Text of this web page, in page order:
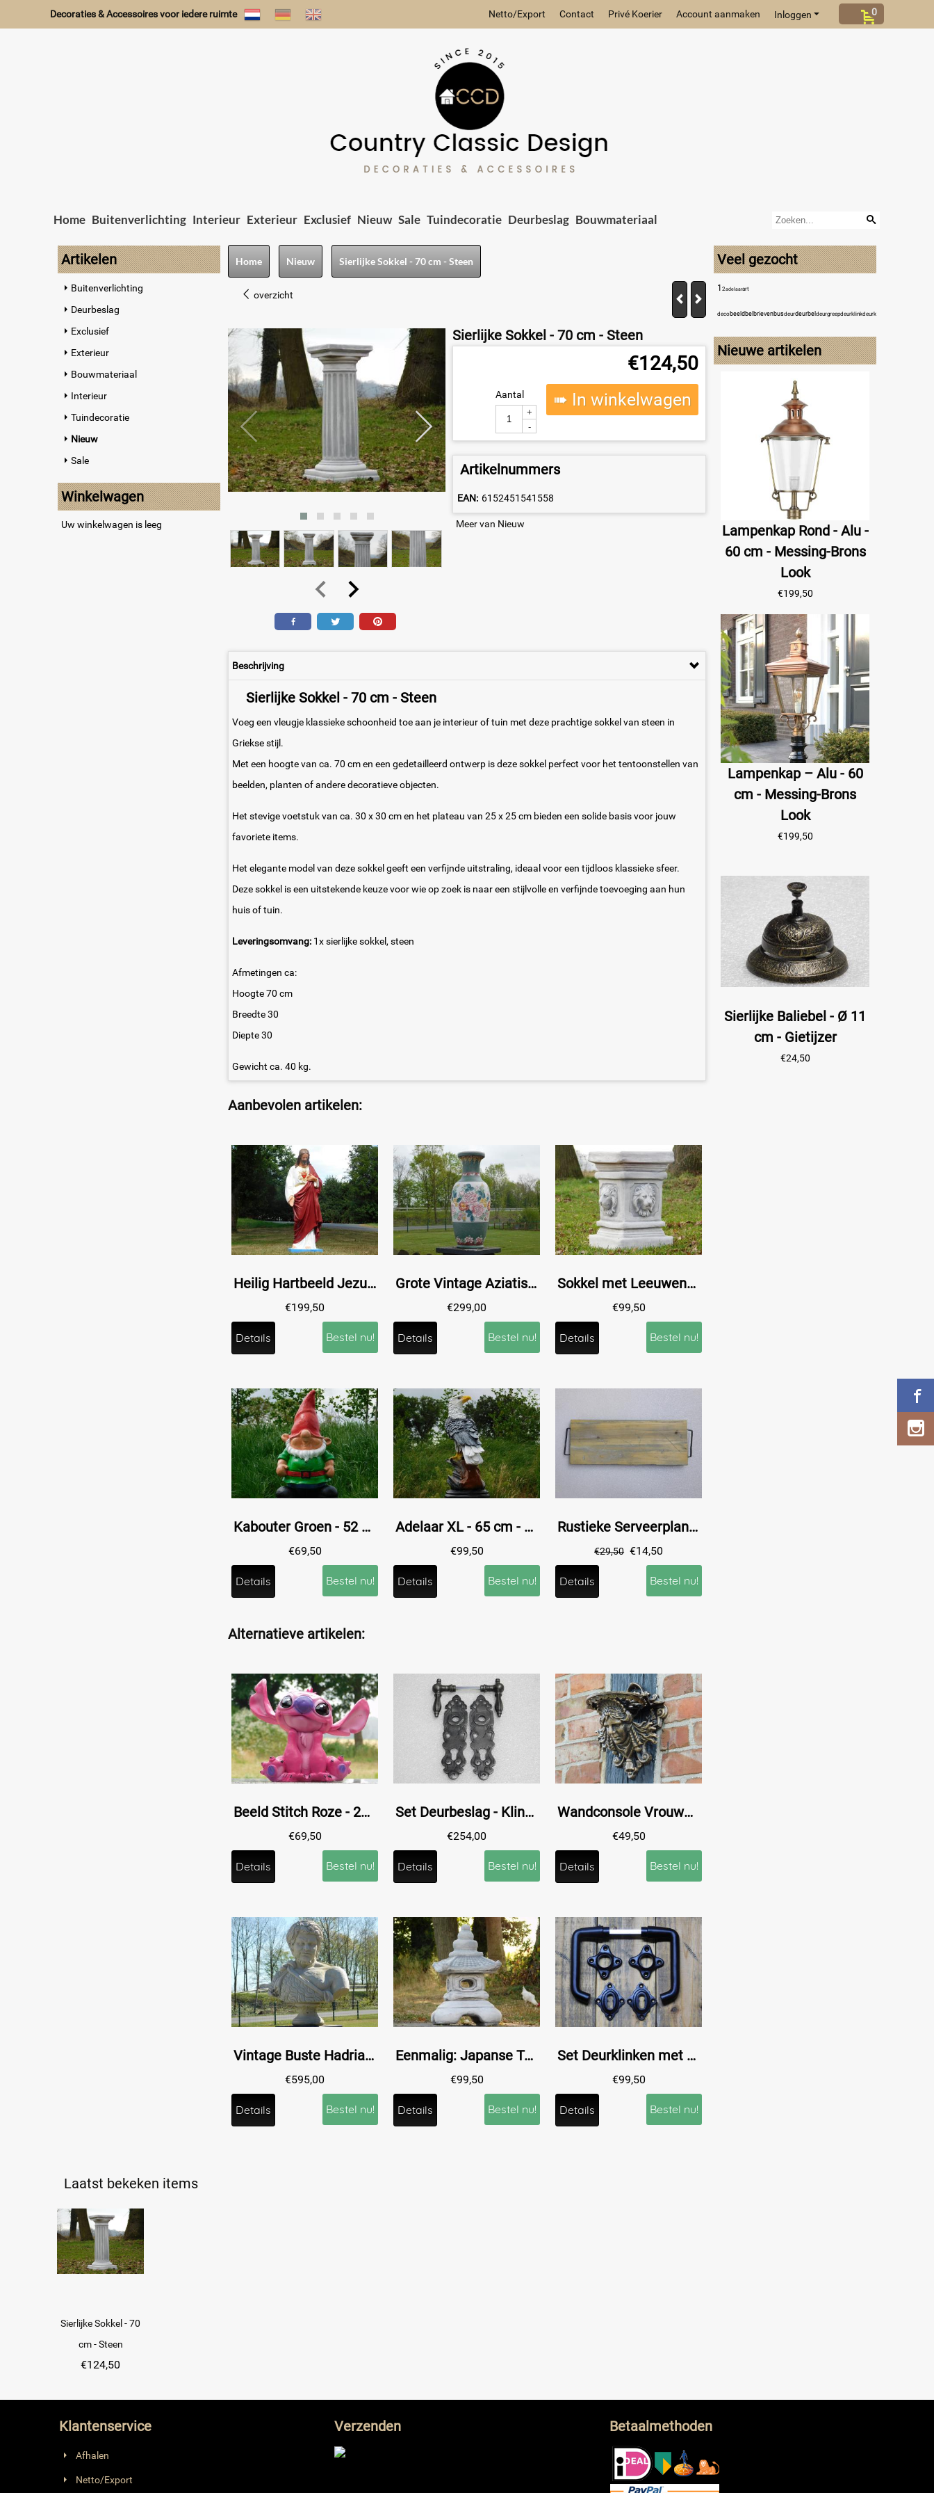
Decoraties & Accessoires voor iedere ruimte 0
Inloggen
Netto/Export Contact Privé Koerier Account aanmaken
Home Buitenverlichting Interieur Exterieur Exclusief Nieuw Sale Tuindecoratie Deurbeslag Bouwmateriaal
Artikelen
Buitenverlichting
Deurbeslag
Exclusief
Exterieur
Bouwmateriaal
Interieur
Tuindecoratie
Nieuw
Sale
Winkelwagen
Uw winkelwagen is leeg
Home Nieuw Sierlijke Sokkel - 70 cm - Steen
overzicht
Sierlijke Sokkel - 70 cm - Steen
€124,50
Aantal
+
-
➠ In winkelwagen
Artikelnummers
EAN: 6152451541558
Meer van Nieuw
Beschrijving
Sierlijke Sokkel - 70 cm - Steen
Voeg een vleugje klassieke schoonheid toe aan je interieur of tuin met deze prachtige sokkel van steen in
Griekse stijl.
Met een hoogte van ca. 70 cm en een gedetailleerd ontwerp is deze sokkel perfect voor het tentoonstellen van
beelden, planten of andere decoratieve objecten.
Het stevige voetstuk van ca. 30 x 30 cm en het plateau van 25 x 25 cm bieden een solide basis voor jouw
favoriete items.
Het elegante model van deze sokkel geeft een verfijnde uitstraling, ideaal voor een tijdloos klassieke sfeer.
Deze sokkel is een uitstekende keuze voor wie op zoek is naar een stijlvolle en verfijnde toevoeging aan hun
huis of tuin.
Leveringsomvang: 1x sierlijke sokkel, steen
Afmetingen ca:
Hoogte 70 cm
Breedte 30
Diepte 30
Gewicht ca. 40 kg.
Aanbevolen artikelen:
Heilig Hartbeeld Jezus XL - 113 cm - Polystone
€199,50
Details Bestel nu!
Grote Vintage Aziatische Siervaas met Bloemmotief – ca. 60 cm – Keramiek
€299,00
Details Bestel nu!
Sokkel met Leeuwenkoppen - 47 cm - Steen
€99,50
Details Bestel nu!
Kabouter Groen - 52 cm - Polystone
€69,50
Details Bestel nu!
Adelaar XL - 65 cm - Zwart/Wit - Polystone
€99,50
Details Bestel nu!
Rustieke Serveerplank – 51 × 20 cm – Met Handvaten
€29,50 €14,50
Details Bestel nu!
Alternatieve artikelen:
Beeld Stitch Roze - 28 x 33 cm - Polystone
€69,50
Details Bestel nu!
Set Deurbeslag - Klinken Kensington + Deurplaten Royale - Gietijzer Verzinkt
€254,00
Details Bestel nu!
Wandconsole Vrouwenhoofd - Gietijzer - Brons Look - Gietijzer
€49,50
Details Bestel nu!
Vintage Buste Hadrianus - 68 cm - Steen
€595,00
Details Bestel nu!
Eenmalig: Japanse Tuinlantaarn - 55 cm - Steen
€99,50
Details Bestel nu!
Set Deurklinken met Klink- en Slotrozetten - Zwart - Alu
€99,50
Details Bestel nu!
Veel gezocht
1 2adelaarart
decobeeld bel brievenbusdeurdeurbel deurgreepdeurklinkdeurklopper
Nieuwe artikelen
Lampenkap Rond - Alu -
60 cm - Messing-Brons
Look
€199,50
Lampenkap – Alu - 60
cm - Messing-Brons
Look
€199,50
Sierlijke Baliebel - Ø 11
cm - Gietijzer
€24,50
Laatst bekeken items
Sierlijke Sokkel - 70
cm - Steen
€124,50
Klantenservice
Afhalen
Netto/Export
Verzenden Betaalmethoden